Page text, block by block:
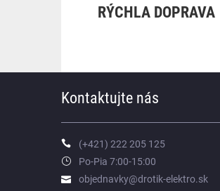
RÝCHLA DOPRAVA
Kontaktujte nás
(+421) 222 205 125
Po-Pia 7:00-15:00
objednavky@drotik-elektro.sk